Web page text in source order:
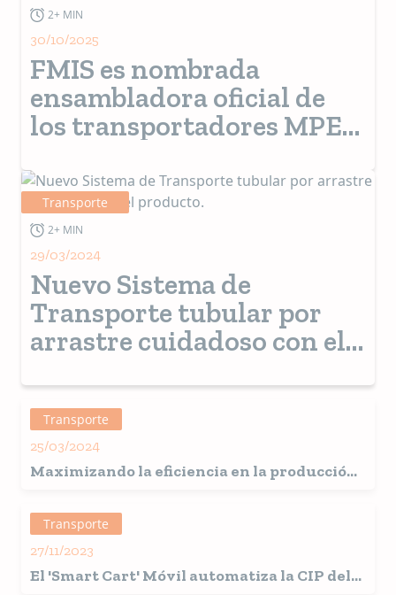
2+ MIN
30/10/2025
FMIS es nombrada
ensambladora oficial de
los transportadores MPE
Transporte
2+ MIN
29/03/2024
Nuevo Sistema de
Transporte tubular por
arrastre cuidadoso con el
Transporte
25/03/2024
Maximizando la eficiencia en la producción
Neumático E-finity vs. Transportador de
Cable de Arrastre
Transporte
27/11/2023
El 'Smart Cart' Móvil automatiza la CIP del